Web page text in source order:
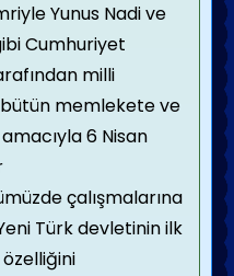
Yunus Nadi ve
Cumhuriyet
milli
bütün memlekete ve
6 Nisan
çalışmalarına
Türk devletinin ilk